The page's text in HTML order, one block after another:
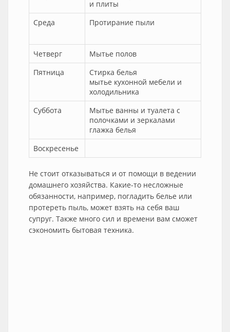
и плиты
Среда
Протирание пыли
Четверг
Мытье полов
Пятница
Стирка белья
мытье кухонной мебели и
холодильника
Суббота
Мытье ванны и туалета с
полочками и зеркалами
глажка белья
Воскресенье
Не стоит отказываться и от помощи в ведении
домашнего хозяйства. Какие-то несложные
обязанности, например, погладить белье или
протереть пыль, может взять на себя ваш
супруг. Также много сил и времени вам сможет
сэкономить бытовая техника.